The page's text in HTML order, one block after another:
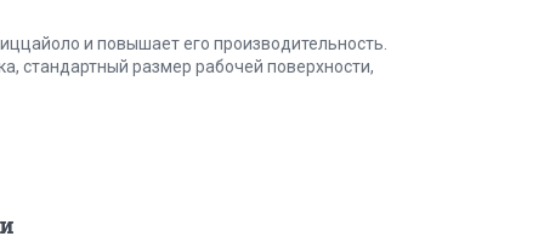
и повышает его производительность.
стандартный размер рабочей поверхности,